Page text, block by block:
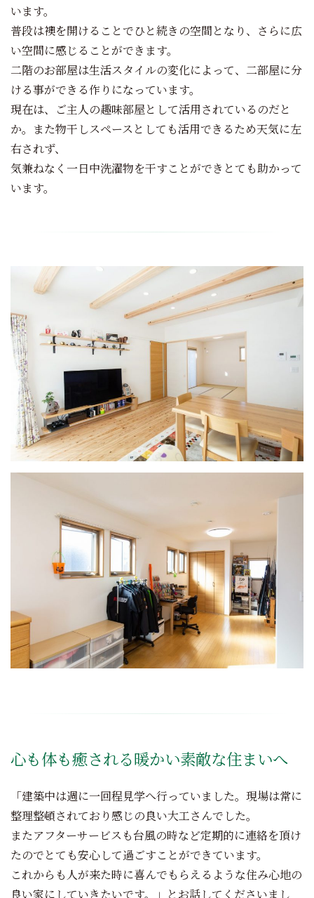
います。
普段は襖を開けることでひと続きの空間となり、さらに広
い空間に感じることができます。
二階のお部屋は生活スタイルの変化によって、二部屋に分
ける事ができる作りになっています。
現在は、ご主人の趣味部屋として活用されているのだと
か。また物干しスペースとしても活用できるため天気に左
右されず、
気兼ねなく一日中洗濯物を干すことができとても助かって
います。
心も体も癒される暖かい素敵な住まいへ
「建築中は週に一回程見学へ行っていました。現場は常に
整理整頓されており感じの良い大工さんでした。
またアフターサービスも台風の時など定期的に連絡を頂け
たのでとても安心して過ごすことができています。
これからも人が来た時に喜んでもらえるような住み心地の
良い家にしていきたいです。」とお話してくださいまし